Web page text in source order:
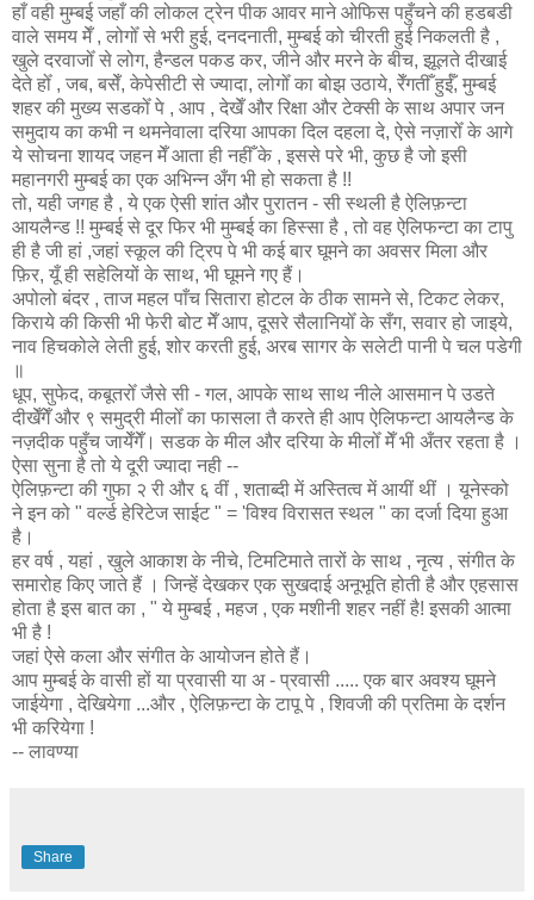
हाँ वही मुम्बई जहाँ की लोकल ट्रेन पीक आवर माने ओफिस पहुँचने की हडबडी
वाले समय मेँ , लोगोँ से भरी हुई, दनदनाती, मुम्बई को चीरती हुई निकलती है ,
खुले दरवाजोँ से लोग, हैन्डल पकड कर, जीने और मरने के बीच, झूलते दीखाई
देते होँ , जब, बसेँ, केपेसीटी से ज्यादा, लोगोँ का बोझ उठाये, रेँगतीँ हुईँ, मुम्बई
शहर की मुख्य सडकोँ पे , आप , देखेँ और रिक्षा और टेक्सी के साथ अपार जन
समुदाय का कभी न थमनेवाला दरिया आपका दिल दहला दे, ऐसे नज़ारोँ के आगे
ये सोचना शायद जहन मेँ आता ही नहीँ के , इससे परे भी, कुछ है जो इसी
महानगरी मुम्बई का एक अभिन्न अँग भी हो सकता है !!
तो, यही जगह है , ये एक ऐसी शांत और पुरातन - सी स्थली है ऐलिफ़न्टा
आयलैन्ड !! मुम्बई से दूर फिर भी मुम्बई का हिस्सा है , तो वह ऐलिफन्टा का टापु
ही है जी हां ,जहां स्कूल की ट्रिप पे भी कई बार घूमने का अवसर मिला और
फ़िर, यूँ ही सहेलियों के साथ, भी घूमने गए हैं।
अपोलो बंदर , ताज महल पाँच सितारा होटल के ठीक सामने से, टिकट लेकर,
किराये की किसी भी फेरी बोट मेँ आप, दूसरे सैलानियोँ के सँग, सवार हो जाइये,
नाव हिचकोले लेती हुई, शोर करती हुई, अरब सागर के सलेटी पानी पे चल पडेगी
॥
धूप, सुफेद, कबूतरोँ जैसे सी - गल, आपके साथ साथ नीले आसमान पे उडते
दीखेँगेँ और ९ समुद्री मीलोँ का फासला तै करते ही आप ऐलिफन्टा आयलैन्ड के
नज़दीक पहुँच जायेँगेँ। सडक के मील और दरिया के मीलोँ मेँ भी अँतर रहता है ।
ऐसा सुना है तो ये दूरी ज्यादा नही --
ऐलिफ़न्टा की गुफा २ री और ६ वीं , शताब्दी में अस्तित्व में आयीं थीं । यूनेस्को
ने इन को " वर्ल्ड हेरिटेज साईट " = 'विश्व विरासत स्थल " का दर्जा दिया हुआ
है।
हर वर्ष , यहां , खुले आकाश के नीचे, टिमटिमाते तारों के साथ , नृत्य , संगीत के
समारोह किए जाते हैं । जिन्हें देखकर एक सुखदाई अनूभूति होती है और एहसास
होता है इस बात का , " ये मुम्बई , महज , एक मशीनी शहर नहीं है! इसकी आत्मा
भी है !
जहां ऐसे कला और संगीत के आयोजन होते हैं।
आप मुम्बई के वासी हों या प्रवासी या अ - प्रवासी ..... एक बार अवश्य घूमने
जाईयेगा , देखियेगा ...और , ऐलिफ़न्टा के टापू पे , शिवजी की प्रतिमा के दर्शन
भी करियेगा !
-- लावण्या
Share